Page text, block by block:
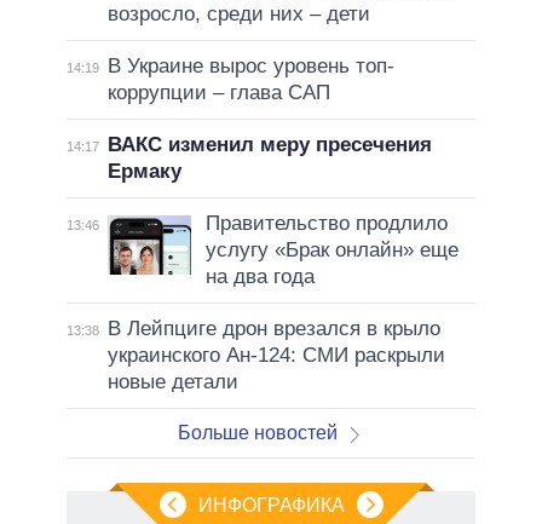
возросло, среди них – дети
14:19
В Украине вырос уровень топ-
коррупции – глава САП
14:17
ВАКС изменил меру пресечения
Ермаку
13:46
Правительство продлило
услугу «Брак онлайн» еще
на два года
13:38
В Лейпциге дрон врезался в крыло
украинского Ан-124: СМИ раскрыли
новые детали
Больше новостей
ИНФОГРАФИКА